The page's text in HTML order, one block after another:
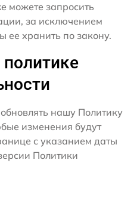
можете запросить
за исключением
ее хранить по закону.
нашу Политику
изменения будут
с указанием даты
Политики